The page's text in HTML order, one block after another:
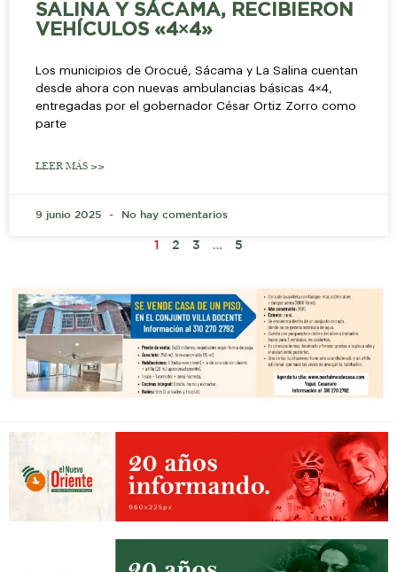
SALINA Y SÁCAMA, RECIBIERON
VEHÍCULOS «4×4»
Los municipios de Orocué, Sácama y La Salina cuentan
desde ahora con nuevas ambulancias básicas 4×4,
entregadas por el gobernador César Ortiz Zorro como
parte
LEER MÁS >>
9 junio 2025 No hay comentarios
1 2 3 … 5